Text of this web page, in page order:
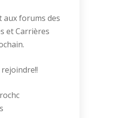
aux forums des
et Carrières